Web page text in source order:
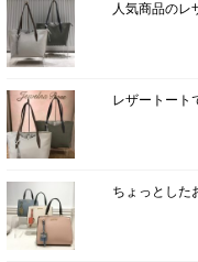
人気商品の
レザートー
ちょっとした